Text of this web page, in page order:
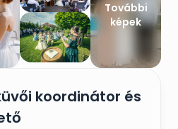
További
képek
koordinátor és